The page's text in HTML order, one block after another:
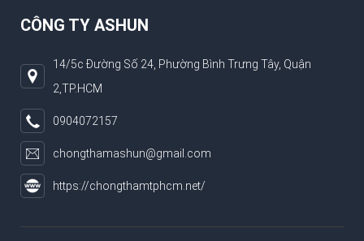
CÔNG TY ASHUN
14/5c Đường Số 24, Phường Bình Trưng Tây, Quận
2,TP.HCM
0904072157
chongthamashun@gmail.com
https://chongthamtphcm.net/